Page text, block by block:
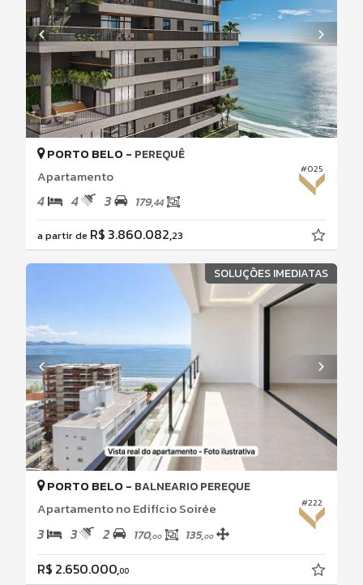
#025
PORTO BELO - PEREQUÊ
Apartamento
4 4 3 179,44
a partir de R$ 3.860.082,23
SOLUÇÕES IMEDIATAS
#222
PORTO BELO - BALNEARIO PEREQUE
Apartamento no Edifício Soirée
3 3 2 170,00 135,00
R$ 2.650.000,00